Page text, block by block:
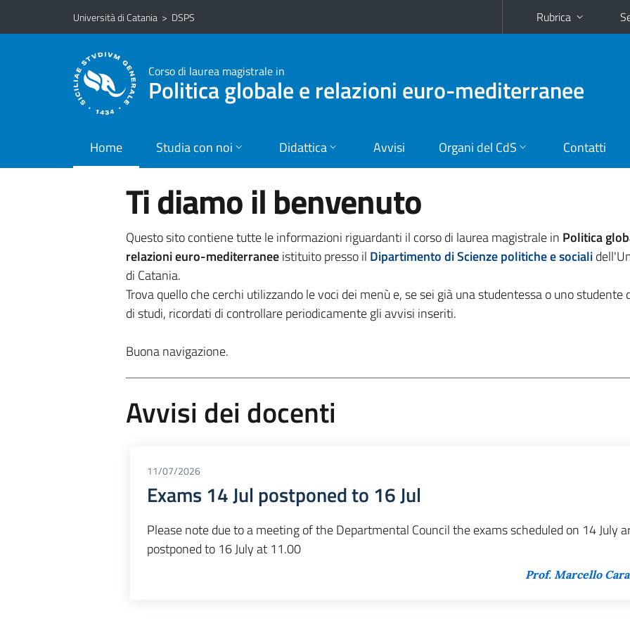
Vai al contenuto principale
Vai al menu di navigazione
Università di Catania > DSPS Rubrica
Corso di laurea magistrale in
Politica globale e relazioni euro-mediterranee
Home Studia con noi Didattica Avvisi Organi del CdS Contatti
Ti diamo il benvenuto
Questo sito contiene tutte le informazioni riguardanti il corso di laurea magistrale in Politica
relazioni euro-mediterraneeistituito presso il Dipartimento di Scienze politiche e sociali
di Catania.
Trova quello che cerchi utilizzando le voci dei menù e, se sei già una studentessa o uno studente
di studi, ricordati di controllare periodicamente gli avvisi inseriti.
Buona navigazione.
Avvisi dei docenti
11/07/2026
Exams 14 Jul postponed to 16 Jul
Please note due to a meeting of the Departmental Council the exams scheduled on 14 July
postponed to 16 July at 11.00
Prof. Marcello